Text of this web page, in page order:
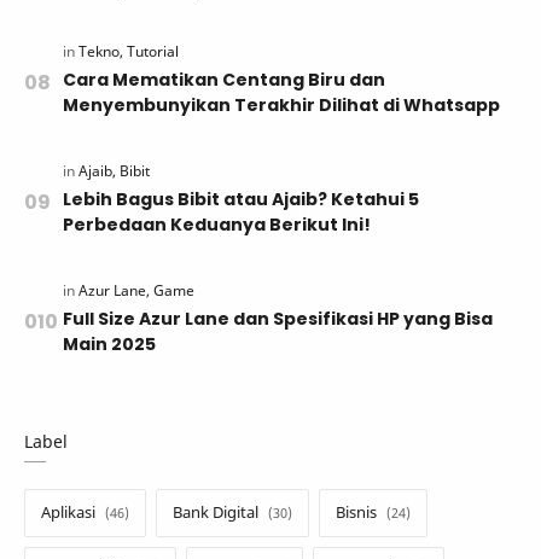
Cara Mematikan Centang Biru dan
Menyembunyikan Terakhir Dilihat di Whatsapp
Lebih Bagus Bibit atau Ajaib? Ketahui 5
Perbedaan Keduanya Berikut Ini!
Full Size Azur Lane dan Spesifikasi HP yang Bisa
Main 2025
Label
Aplikasi Bank Digital Bisnis